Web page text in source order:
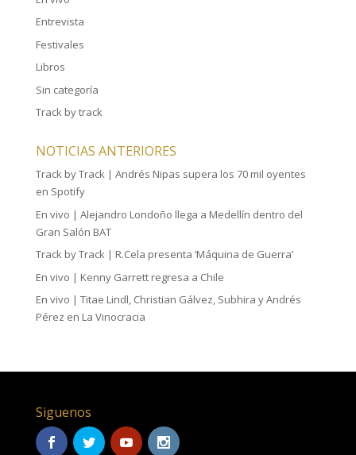
Entrevista
Festivales
Libros
Sin categoría
Track by track
NOTICIAS ANTERIORES
Track by Track | Andrés Nipas supera los 70 mil oyentes
en Spotify
En vivo | Alejandro Londoño llega a Medellín dentro del
Gran Salón BAT
Track by Track | R.Cela presenta ‘Máquina de Guerra’
En vivo | Kenny Garrett regresa a Chile
En vivo | Titae Lindl, Christian Gálvez, Subhira y Andrés
Pérez en La Vinocracia
Siguenos